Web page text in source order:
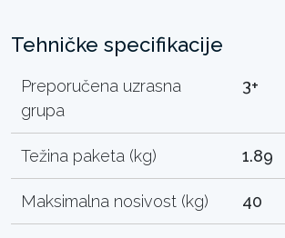
Tehničke specifikacije
Preporučena uzrasna
grupa
3+
Težina paketa (kg) 1.89
Maksimalna nosivost (kg) 40